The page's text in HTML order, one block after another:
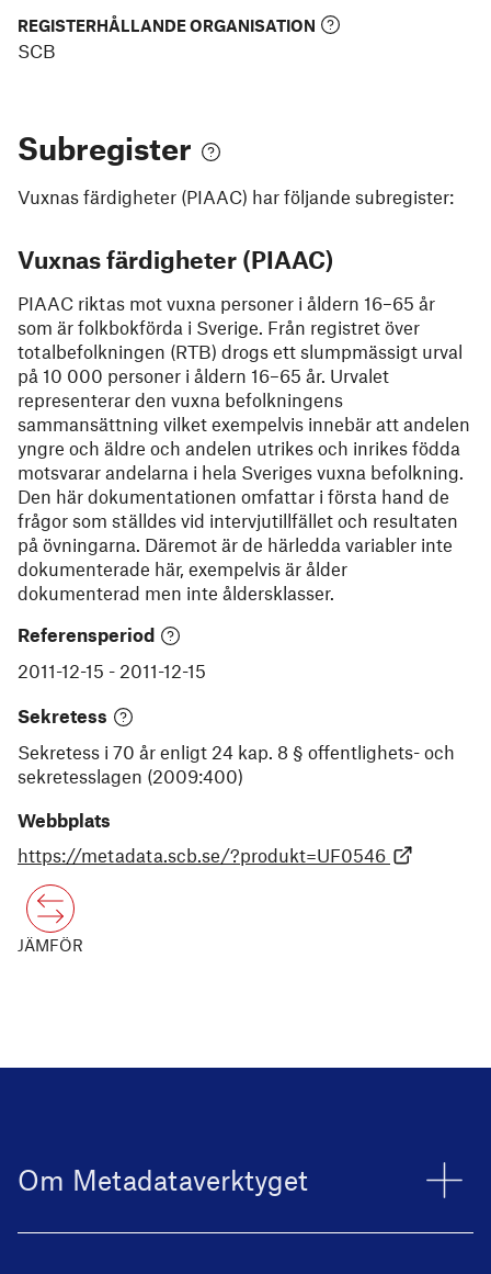
REGISTERHÅLLANDE ORGANISATION
SCB
Subregister
Vuxnas färdigheter (PIAAC) har följande subregister:
Vuxnas färdigheter (PIAAC)
PIAAC riktas mot vuxna personer i åldern 16–65 år
som är folkbokförda i Sverige. Från registret över
totalbefolkningen (RTB) drogs ett slumpmässigt urval
på 10 000 personer i åldern 16–65 år. Urvalet
representerar den vuxna befolkningens
sammansättning vilket exempelvis innebär att andelen
yngre och äldre och andelen utrikes och inrikes födda
motsvarar andelarna i hela Sveriges vuxna befolkning.
Den här dokumentationen omfattar i första hand de
frågor som ställdes vid intervjutillfället och resultaten
på övningarna. Däremot är de härledda variabler inte
dokumenterade här, exempelvis är ålder
dokumenterad men inte åldersklasser.
Referensperiod
2011-12-15 - 2011-12-15
Sekretess
Sekretess i 70 år enligt 24 kap. 8 § offentlighets- och
sekretesslagen (2009:400)
Webbplats
https://metadata.scb.se/?produkt=UF0546
JÄMFÖR
Om Metadataverktyget